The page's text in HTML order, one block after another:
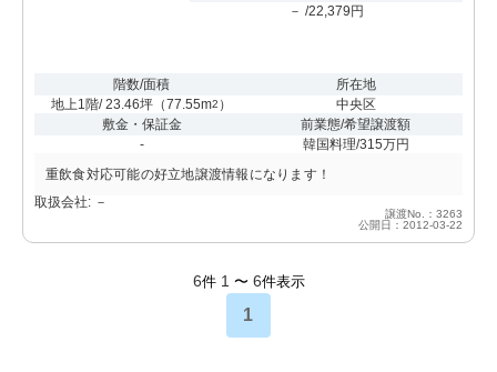
－ /22,379円
階数/面積
地上1階/ 23.46坪 （77.55m2 ）
所在地
中央区
敷金・保証金
-
前業態/希望譲渡額
韓国料理/315万円
重飲食対応可能の好立地譲渡情報になります！
取扱会社: －
譲渡No.：3263
公開日：2012-03-22
6件 1 〜 6件表示
1